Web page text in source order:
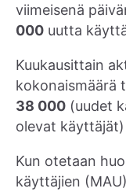
viimeisenä
000 uutta
Kuukausittain
kokonaismäärä
38 000 (uudet
olevat käyttäjät)
Kun otetaan
käyttäjien